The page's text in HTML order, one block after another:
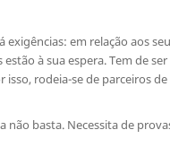
exigências: em relação aos
estão à sua espera. Tem de
isso, rodeia-se de parceiros
não basta. Necessita de